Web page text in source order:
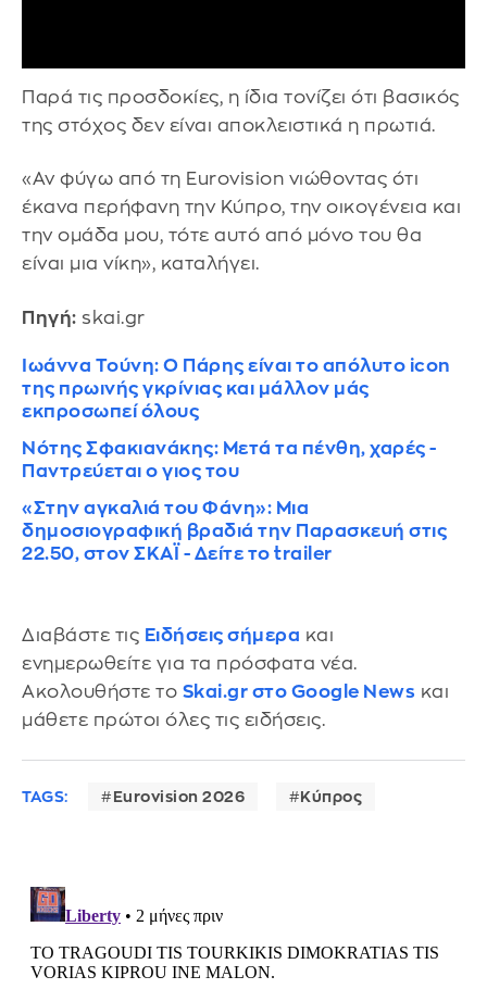
Παρά τις προσδοκίες, η ίδια τονίζει ότι βασικός
της στόχος δεν είναι αποκλειστικά η πρωτιά.
«Αν φύγω από τη Eurovision νιώθοντας ότι
έκανα περήφανη την Κύπρο, την οικογένεια και
την ομάδα μου, τότε αυτό από μόνο του θα
είναι μια νίκη», καταλήγει.
Πηγή: skai.gr
Ιωάννα Τούνη: Ο Πάρης είναι το απόλυτο icon
της πρωινής γκρίνιας και μάλλον μάς
εκπροσωπεί όλους
Νότης Σφακιανάκης: Μετά τα πένθη, χαρές -
Παντρεύεται ο γιος του
«Στην αγκαλιά του Φάνη»: Μια
δημοσιογραφική βραδιά την Παρασκευή στις
22.50, στον ΣΚΑΪ - Δείτε το trailer
Διαβάστε τις Ειδήσεις σήμερα και
ενημερωθείτε για τα πρόσφατα νέα.
Ακολουθήστε το Skai.gr στο Google News και
μάθετε πρώτοι όλες τις ειδήσεις.
TAGS: Eurovision 2026 Κύπρος